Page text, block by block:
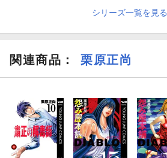
シリーズ一覧を見る
関連商品 ： 栗原正尚